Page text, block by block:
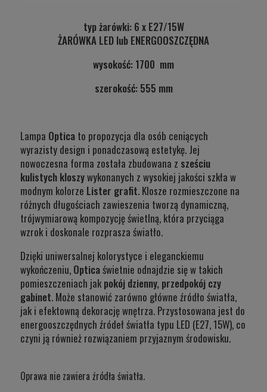
typ żarówki: 6 x E27/15W
ŻARÓWKA LED lub ENERGOOSZCZĘDNA
wysokość: 1700 mm
szerokość: 555 mm
Lampa Optica to propozycja dla osób ceniących
wyrazisty design i ponadczasową estetykę. Jej
nowoczesna forma została zbudowana z sześciu
kulistych kloszywykonanych z wysokiej jakości szkła w
modnym kolorze Lister grafit. Klosze rozmieszczone na
różnych długościach zawieszenia tworzą dynamiczną,
trójwymiarową kompozycję świetlną, która przyciąga
wzrok i doskonale rozprasza światło.
Dzięki uniwersalnej kolorystyce i eleganckiemu
wykończeniu, Opticaświetnie odnajdzie się w takich
pomieszczeniach jak pokój dzienny, przedpokój czy
gabinet. Może stanowić zarówno główne źródło światła,
jak i efektowną dekorację wnętrza. Przystosowana jest do
energooszczędnych źródeł światła typu LED (E27, 15W), co
czyni ją również rozwiązaniem przyjaznym środowisku.
Oprawa nie zawiera źródła światła.